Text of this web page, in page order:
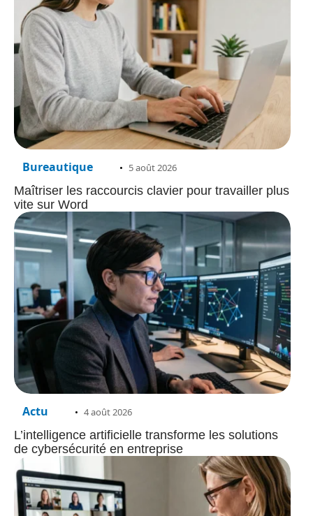
Bureautique 5 août 2026
Maîtriser les raccourcis clavier pour travailler plus
vite sur Word
Actu 4 août 2026
L’intelligence artificielle transforme les solutions
de cybersécurité en entreprise